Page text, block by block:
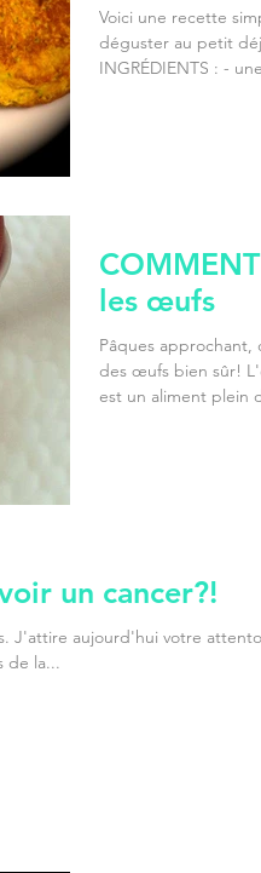
Voici une recette
déguster au petit
INGRÉDIENTS : -
COMMENT
les œufs
Pâques approchant,
des œufs bien sûr!
est un aliment plein
un cancer?!
J'attire aujourd'hui votre
de la...